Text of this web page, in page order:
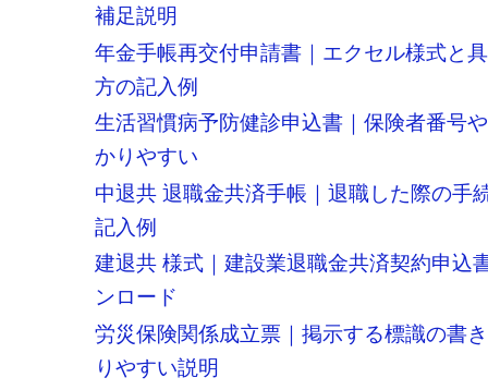
補足説明
年金手帳再交付申請書｜エクセル様式と
方の記入例
生活習慣病予防健診申込書｜保険者番号
かりやすい
中退共 退職金共済手帳｜退職した際の手
記入例
建退共 様式｜建設業退職金共済契約申込
ンロード
労災保険関係成立票｜掲示する標識の書
りやすい説明